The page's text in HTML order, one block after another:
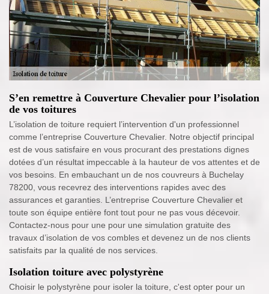
S’en remettre à Couverture Chevalier pour l’isolation
de vos toitures
L’isolation de toiture requiert l’intervention d'un professionnel
comme l’entreprise Couverture Chevalier. Notre objectif principal
est de vous satisfaire en vous procurant des prestations dignes
dotées d’un résultat impeccable à la hauteur de vos attentes et de
vos besoins. En embauchant un de nos couvreurs à Buchelay
78200, vous recevrez des interventions rapides avec des
assurances et garanties. L’entreprise Couverture Chevalier et
toute son équipe entière font tout pour ne pas vous décevoir.
Contactez-nous pour une pour une simulation gratuite des
travaux d’isolation de vos combles et devenez un de nos clients
satisfaits par la qualité de nos services.
Isolation toiture avec polystyrène
Choisir le polystyrène pour isoler la toiture, c'est opter pour un